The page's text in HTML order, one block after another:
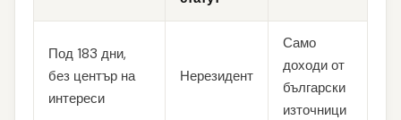
Под 183 дни,
без център на
интереси
Нерезидент
Само
доходи от
български
източници